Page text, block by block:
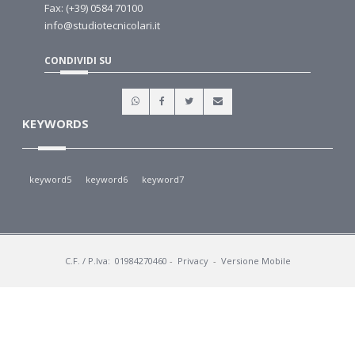
Fax: (+39) 0584 70100
info@studiotecnicolari.it
CONDIVIDI SU
KEYWORDS
keyword5 keyword6 keyword7
C.F. / P.Iva: 01984270460 - Privacy - Versione Mobile